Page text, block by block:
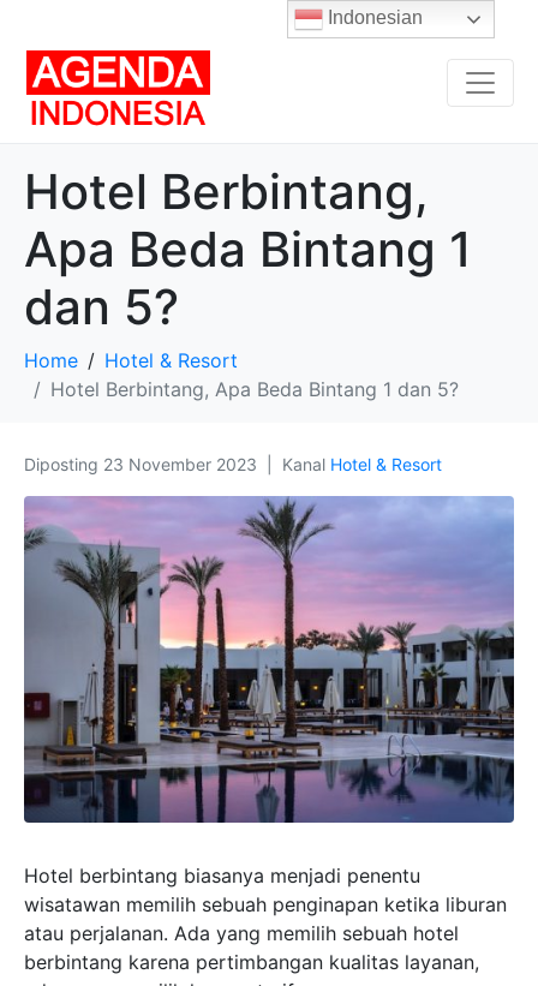
Hotel Berbintang,
Apa Beda Bintang 1
dan 5?
Home
Hotel & Resort
Hotel Berbintang, Apa Beda Bintang 1 dan 5?
Diposting 23 November 2023 Kanal Hotel & Resort
Hotel berbintang biasanya menjadi penentu
wisatawan memilih sebuah penginapan ketika liburan
atau perjalanan. Ada yang memilih sebuah hotel
berbintang karena pertimbangan kualitas layanan,
Indonesian